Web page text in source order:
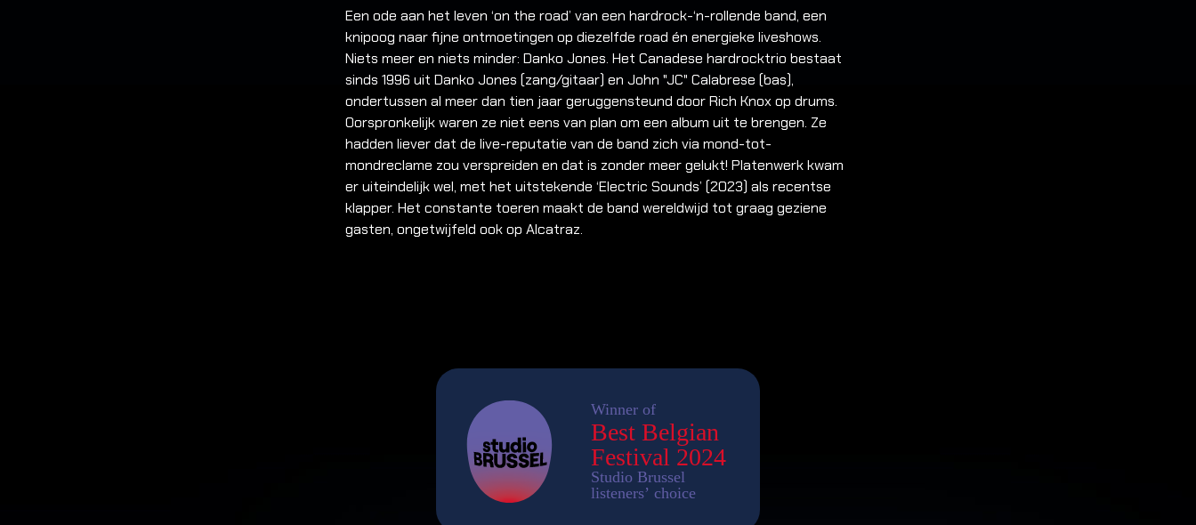
Een ode aan het leven ‘on the road’ van een hardrock-‘n-rollende band, een
knipoog naar fijne ontmoetingen op diezelfde road én energieke liveshows.
Niets meer en niets minder: Danko Jones. Het Canadese hardrocktrio bestaat
sinds 1996 uit Danko Jones (zang/gitaar) en John "JC" Calabrese (bas),
ondertussen al meer dan tien jaar geruggensteund door Rich Knox op drums.
Oorspronkelijk waren ze niet eens van plan om een album uit te brengen. Ze
hadden liever dat de live-reputatie van de band zich via mond-tot-
mondreclame zou verspreiden en dat is zonder meer gelukt! Platenwerk kwam
er uiteindelijk wel, met het uitstekende ‘Electric Sounds’ (2023) als recentse
klapper. Het constante toeren maakt de band wereldwijd tot graag geziene
gasten, ongetwijfeld ook op Alcatraz.